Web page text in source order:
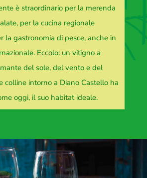
è straordinario per la merenda
per la cucina regionale
la gastronomia di pesce, anche in
Eccolo: un vitigno a
del sole, del vento e del
colline intorno a Diano Castello ha
oggi, il suo habitat ideale.